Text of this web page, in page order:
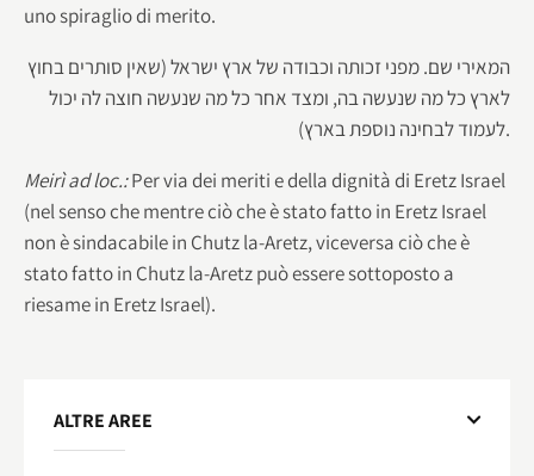
uno spiraglio di merito.
המאירי שם. מפני זכותה וכבודה של ארץ ישראל (שאין סותרים בחוץ
לארץ כל מה שנעשה בה, ומצד אחר כל מה שנעשה חוצה לה יכול
לעמוד לבחינה נוספת בארץ).
Meirì ad loc.:Per via dei meriti e della dignità di Eretz Israel
(nel senso che mentre ciò che è stato fatto in Eretz Israel
non è sindacabile in Chutz la-Aretz, viceversa ciò che è
stato fatto in Chutz la-Aretz può essere sottoposto a
riesame in Eretz Israel).
ALTRE AREE